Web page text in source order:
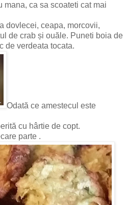
mana, ca sa scoateti cat mai
dovlecei, ceapa, morcovii,
de crab și ouăle. Puneti boia de
de verdeata tocata.
Odată ce amestecul este
cu hârtie de copt.
parte .